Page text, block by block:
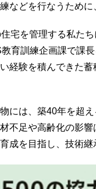
などを行なうために
住宅を管理する私た
育訓練企画課で課
経験を積んできた
には、築40年を超
不足や高齢化の影
成を目指し、技術継